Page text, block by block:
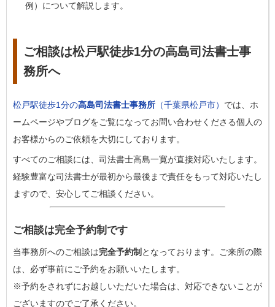
例）について解説します。
ご相談は松戸駅徒歩1分の高島司法書士事
務所へ
松戸駅徒歩1分の高島司法書士事務所 （千葉県松戸市） では、ホ
ームページやブログをご覧になってお問い合わせくださる個人の
お客様からのご依頼を大切にしております。
すべてのご相談には、司法書士高島一寛が直接対応いたします。
経験豊富な司法書士が最初から最後まで責任をもって対応いたし
ますので、安心してご相談ください。
ご相談は完全予約制です
当事務所へのご相談は完全予約制 となっております。ご来所の際
は、必ず事前にご予約をお願いいたします。
※予約をされずにお越しいただいた場合は、対応できないことが
ございますのでご了承ください。